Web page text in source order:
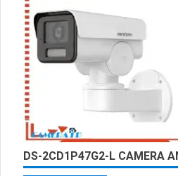
DS-2CD1P47G2-L CAMERA